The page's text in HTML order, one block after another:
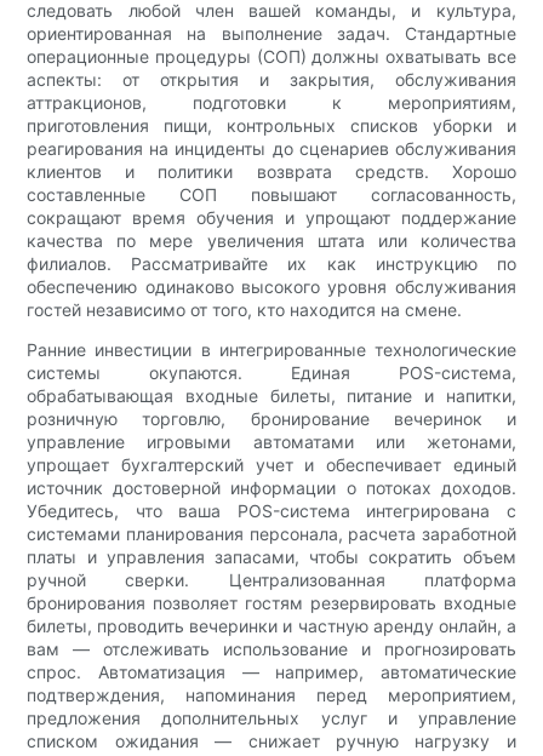
следовать любой член вашей команды, и культура,
ориентированная на выполнение задач. Стандартные
операционные процедуры (СОП) должны охватывать все
аспекты: от открытия и закрытия, обслуживания
аттракционов, подготовки к мероприятиям,
приготовления пищи, контрольных списков уборки и
реагирования на инциденты до сценариев обслуживания
клиентов и политики возврата средств. Хорошо
составленные СОП повышают согласованность,
сокращают время обучения и упрощают поддержание
качества по мере увеличения штата или количества
филиалов. Рассматривайте их как инструкцию по
обеспечению одинаково высокого уровня обслуживания
гостей независимо от того, кто находится на смене.
Ранние инвестиции в интегрированные технологические
системы окупаются. Единая POS-система,
обрабатывающая входные билеты, питание и напитки,
розничную торговлю, бронирование вечеринок и
управление игровыми автоматами или жетонами,
упрощает бухгалтерский учет и обеспечивает единый
источник достоверной информации о потоках доходов.
Убедитесь, что ваша POS-система интегрирована с
системами планирования персонала, расчета заработной
платы и управления запасами, чтобы сократить объем
ручной сверки. Централизованная платформа
бронирования позволяет гостям резервировать входные
билеты, проводить вечеринки и частную аренду онлайн, а
вам — отслеживать использование и прогнозировать
спрос. Автоматизация — например, автоматические
подтверждения, напоминания перед мероприятием,
предложения дополнительных услуг и управление
списком ожидания — снижает ручную нагрузку и